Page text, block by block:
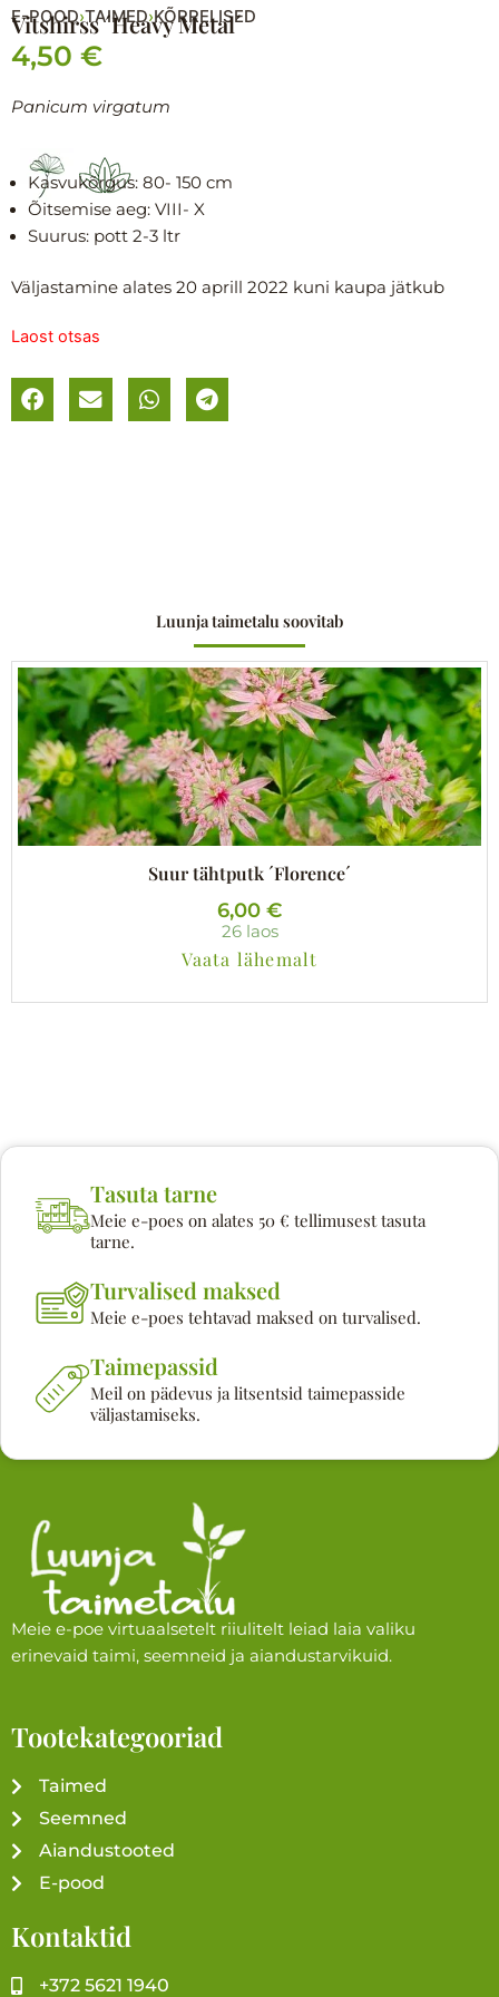
E-POOD›TAIMED›KÕRRELISED
Vitshirss ´Heavy Metal´
4,50 €
Panicum virgatum
Kasvukõrgus: 80- 150 cm
Õitsemise aeg: VIII- X
Suurus: pott 2-3 ltr
Väljastamine alates 20 aprill 2022 kuni kaupa jätkub
Laost otsas
Luunja taimetalu soovitab
Suur tähtputk ´Florence´
6,00 €
26 laos
Vaata lähemalt
Tasuta tarne
Meie e-poes on alates 50 € tellimusest tasuta
tarne.
Turvalised maksed
Meie e-poes tehtavad maksed on turvalised.
Taimepassid
Meil on pädevus ja litsentsid taimepasside
väljastamiseks.
Meie e-poe virtuaalsetelt riiulitelt leiad laia valiku
erinevaid taimi, seemneid ja aiandustarvikuid.
Tootekategooriad
Taimed
Seemned
Aiandustooted
E-pood
Kontaktid
+372 5621 1940